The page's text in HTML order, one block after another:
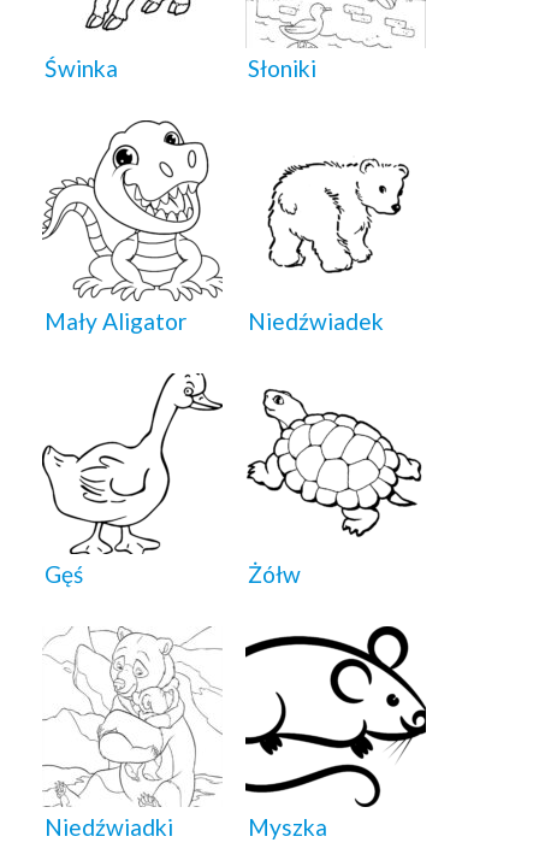
Świnka Słoniki
Mały Aligator Niedźwiadek
Gęś Żółw
Niedźwiadki Myszka